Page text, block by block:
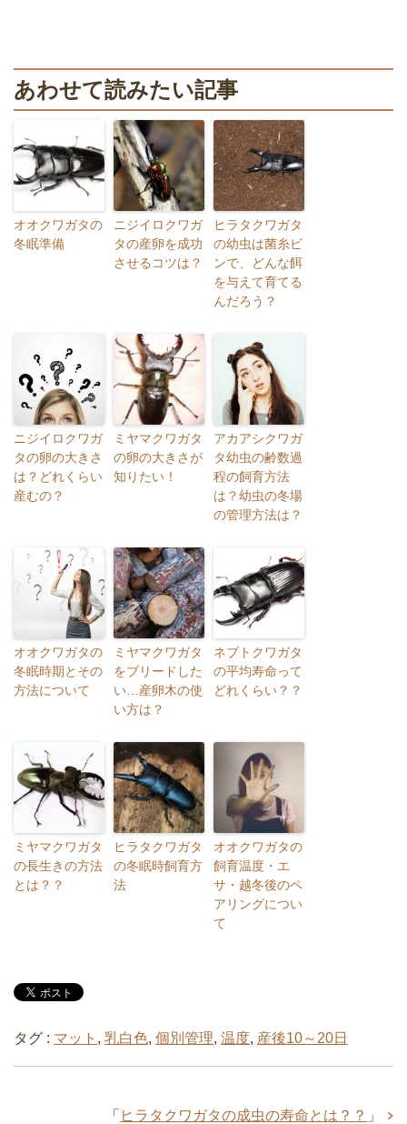
あわせて読みたい記事
オオクワガタの
冬眠準備
ニジイロクワガ
タの産卵を成功
させるコツは？
ヒラタクワガタ
の幼虫は菌糸ビ
ンで、どんな餌
を与えて育てる
んだろう？
ニジイロクワガ
タの卵の大きさ
は？どれくらい
産むの？
ミヤマクワガタ
の卵の大きさが
知りたい！
アカアシクワガ
タ幼虫の齢数過
程の飼育方法
は？幼虫の冬場
の管理方法は？
オオクワガタの
冬眠時期とその
方法について
ミヤマクワガタ
をブリードした
い…産卵木の使
い方は？
ネブトクワガタ
の平均寿命って
どれくらい？？
ミヤマクワガタ
の長生きの方法
とは？？
ヒラタクワガタ
の冬眠時飼育方
法
オオクワガタの
飼育温度・エ
サ・越冬後のペ
アリングについ
て
タグ : マット , 乳白色, 個別管理, 温度, 産後10～20日
「 ヒラタクワガタの成虫の寿命とは？？ 」